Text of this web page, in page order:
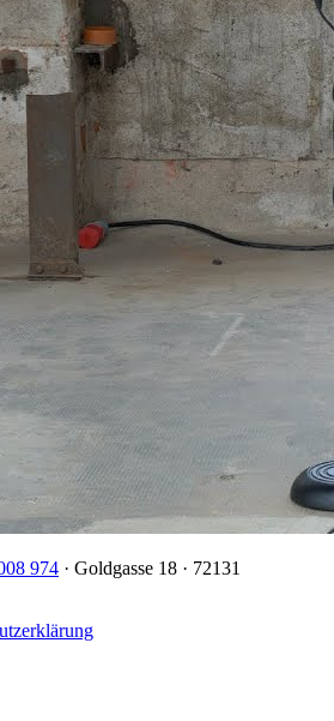
974 · Goldgasse 18 · 72131